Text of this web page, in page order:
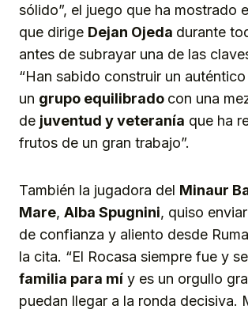
sólido”, el juego que ha mostrado
que dirige Dejan Ojeda durante
antes de subrayar una de las
“Han sabido construir un
un grupo equilibrado con una
de juventud y veteranía que ha
frutos de un gran trabajo”.
También la jugadora del Minaur
Mare, Alba Spugnini, quiso
de confianza y aliento desde
la cita. “El Rocasa siempre fue y
familia para mí y es un orgullo
puedan llegar a la ronda decisiva.